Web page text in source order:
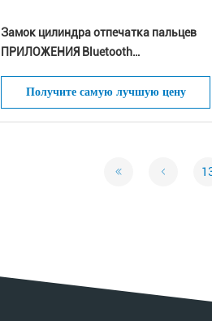
Замок цилиндра отпечатка пальцев
ПРИЛОЖЕНИЯ Bluetooth
умныйПолучите самую лучшую цену